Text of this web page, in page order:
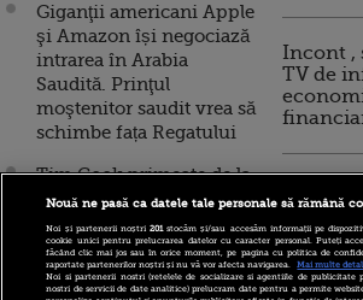
Giganţii americani Apple
şi Amazon își negociază
intrarea în Arabia
Saudită. Prinţul
moştenitor saudit vrea să
schimbe fața Regatului
Tim Cook primește de la
Apple salariu, bonusuri
și acțiuni care depășesc
100 mil. dolari, în 2017
Apple, dat în judecată
Incont ,
TV de
Nouă ne pasă ca datele tale personale să rămână
Noi și partenerii noștri201stocăm și/sau accesăm informații pe
cookie unici pentru prelucrarea datelor cu caracter personal. Puteți
făcând clic mai jos sau în orice moment, pe pagina cu politica de
raportate partenerilor noștri și nu vă vor afecta navigarea.
Mai multe
Noi si partenerii nostri (retelele de socializare si agentiile de publicitate
nostri de servicii de date analitice) prelucram date pentru a permite